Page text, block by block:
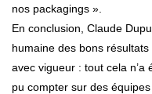
nos packagings ».
En conclusion, Claude
humaine des bons
avec vigueur : tout cela n’a
pu compter sur des